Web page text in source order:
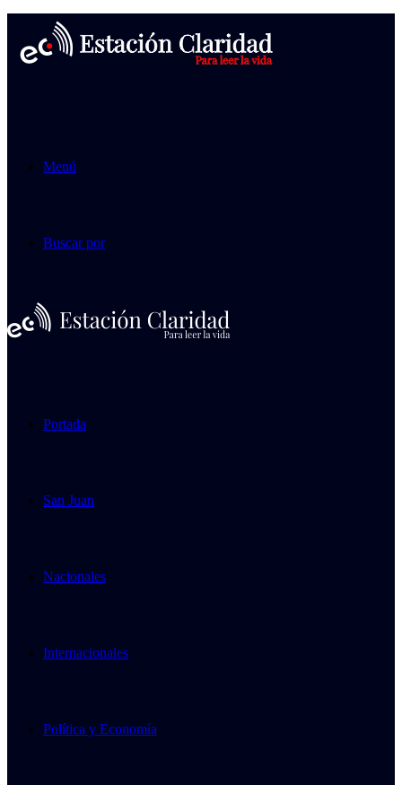
Menú
Buscar por
Portada
San Juan
Nacionales
Internacionales
Política y Economía